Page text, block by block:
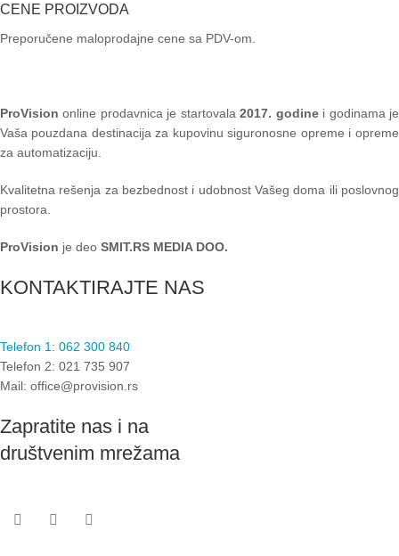
CENE PROIZVODA
Preporučene maloprodajne cene sa PDV-om.
ProVision online prodavnica je startovala2017. godinei godinama je
Vaša pouzdana destinacija za kupovinu siguronosne opreme i opreme
za automatizaciju.
Kvalitetna rešenja za bezbednost i udobnost Vašeg doma ili poslovnog
prostora.
ProVision je deo SMIT.RS MEDIA DOO.
KONTAKTIRAJTE NAS
Telefon 1: 062 300 840
Telefon 2: 021 735 907
Mail: office@provision.rs
Zapratite nas i na
društvenim mrežama